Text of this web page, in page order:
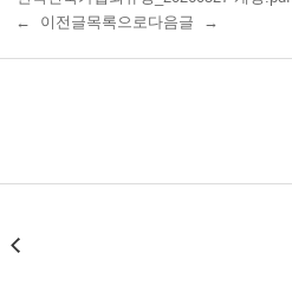
← 이전글목록으로다음글 →